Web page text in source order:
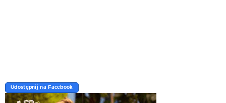
Udostępnij na Facebook